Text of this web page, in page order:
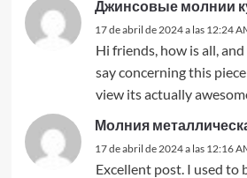
Джинсовые молнии
17 de abril de 2024 a las 12:24
Hi friends, how is all,
say concerning this
view its actually
Молния
17 de abril de 2024 a las 12:16
Excellent post. I used to